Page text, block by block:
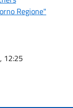
Regione"
12:25